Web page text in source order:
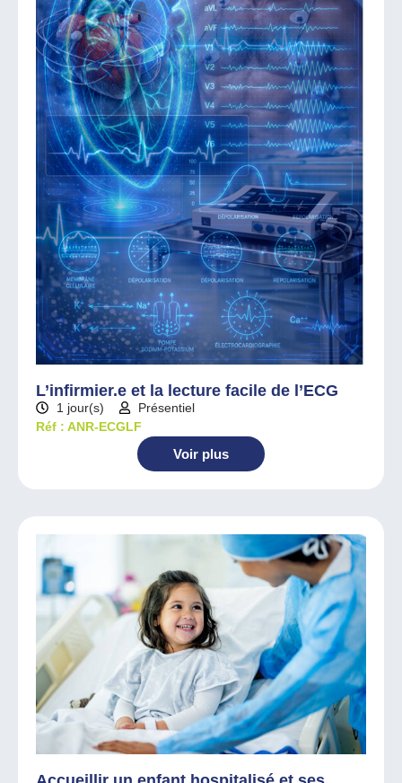
L’infirmier.e et la lecture facile de l’ECG
1 jour(s)
Présentiel
Réf : ANR-ECGLF
Voir plus